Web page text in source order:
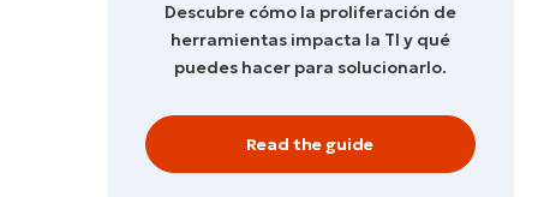
Descubre cómo la proliferación de
herramientas impacta la TI y qué
puedes hacer para solucionarlo.
Read the guide